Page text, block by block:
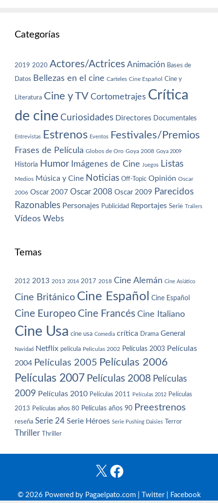
Categorías
2019 2020 Actores/Actrices Animación Bases de
Datos Bellezas en el cine Carteles Cine Español Cine y
Literatura Cine y TV Cortometrajes Crítica
de cine Curiosidades Directores Documentales
Entrevistas Estrenos Eventos Festivales/Premios
Frases de Película Globos de Oro Goya 2008 Goya 2009
Historia Humor Imágenes de Cine Juegos Listas
Medios Música y Cine Noticias Off-Topic Opinión Oscar
2006 Oscar 2007 Oscar 2008 Oscar 2009 Parecidos
Razonables Personajes Publicidad Reportajes Serie Trailers
Vídeos Webs
Temas
2012 2013 2013 2014 2017 2018 Cine Alemán Cine Asiático
Cine Británico Cine Español Cine Español
Cine Europeo Cine Francés Cine Italiano
Cine Usa cine usa Comedia crítica Drama General
Navidad Netflix película Películas 2002 Películas 2003 Películas
2004 Películas 2005 Películas 2006
Películas 2007 Películas 2008 Películas
2009 Películas 2010 Películas 2011 Películas 2012 Películas
2013 Películas años 80 Películas años 90 Preestrenos
reseña Serie 24 Serie Héroes Serie Pushing Daisies Terror
Thriller Thriller
X Facebook
© 2026 Powered by Pagaelpato.com | Twitter| Facebook